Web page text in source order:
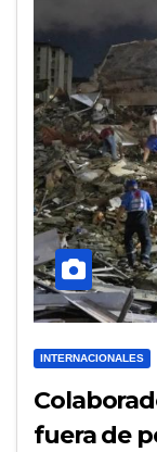
INTERNACIONALES
fuera de